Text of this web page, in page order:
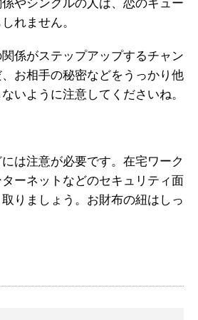
やシングルの人は、恋のキュー
れません。
係がステップアップするチャン
お相手の秘密などをうっかり他
いように注意してくださいね。
は注意が必要です。在宅ワーク
ーネットなどのセキュリティ面
りましょう。お財布の紐はしっ